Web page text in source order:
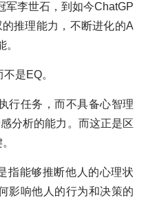
军李世石，到如今ChatGP
推理能力，不断进化的A
是EQ。
行任务，而不具备心智理
分析的能力。而这正是区
指能够推断他人的心理状
影响他人的行为和决策的